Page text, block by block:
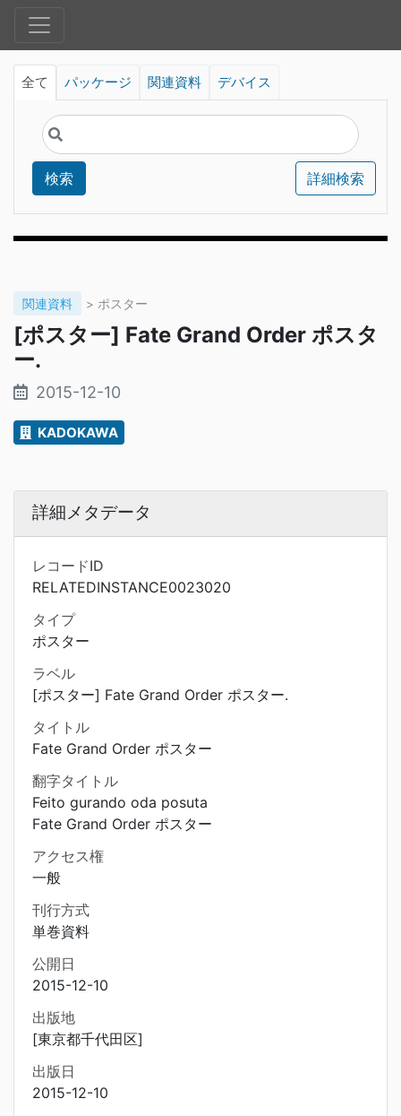
全て パッケージ 関連資料 デバイス
検索 詳細検索
関連資料 > ポスター
[ポスター] Fate Grand Order ポスタ
ー.
2015-12-10
KADOKAWA
詳細メタデータ
レコードID
RELATEDINSTANCE0023020
タイプ
ポスター
ラベル
[ポスター] Fate Grand Order ポスター.
タイトル
Fate Grand Order ポスター
翻字タイトル
Feito gurando oda posuta
Fate Grand Order ポスター
アクセス権
一般
刊行方式
単巻資料
公開日
2015-12-10
出版地
[東京都千代田区]
出版日
2015-12-10